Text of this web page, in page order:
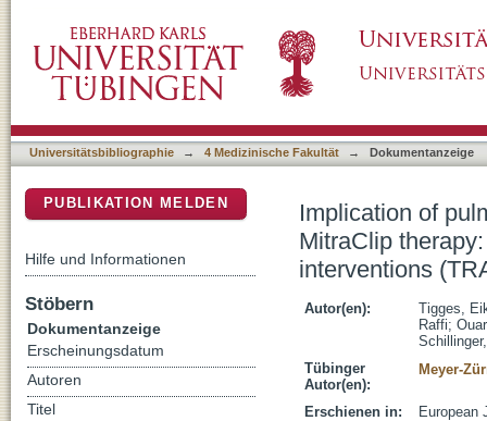
German transcatheter mitral valve
Universitätsbibliographie → 4 Medizinische Fakultät → Dokumentanzeige
Implication of
MitraClip
interventions
Autor(en):
Tigges,
Raffi;
Tübinger
Autor(en):
Meyer-
Erschienen in:
European
PUBLIKATION MELDEN
Hilfe und Informationen
Stöbern
Dokumentanzeige
Erscheinungsdatum
Autoren
Titel